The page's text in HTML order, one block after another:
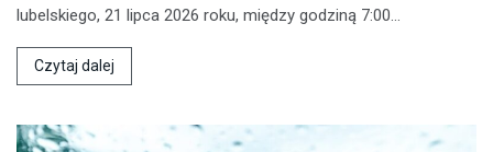
lubelskiego, 21 lipca 2026 roku, między godziną 7:00…
Czytaj dalej